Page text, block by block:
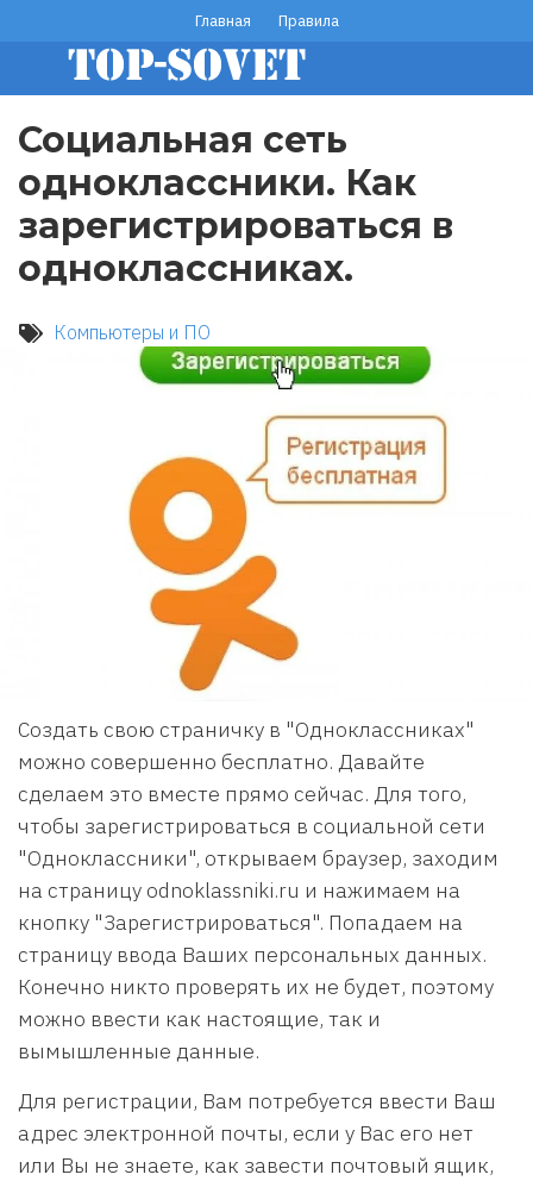
основному
содержанию
footer
menu
Главная Правила
Социальная сеть
одноклассники. Как
зарегистрироваться в
одноклассниках.
Компьютеры и ПО
Создать свою страничку в "Одноклассниках"
можно совершенно бесплатно. Давайте
сделаем это вместе прямо сейчас. Для того,
чтобы зарегистрироваться в социальной сети
"Одноклассники", открываем браузер, заходим
на страницу odnoklassniki.ru и нажимаем на
кнопку "Зарегистрироваться". Попадаем на
страницу ввода Ваших персональных данных.
Конечно никто проверять их не будет, поэтому
можно ввести как настоящие, так и
вымышленные данные.
Для регистрации, Вам потребуется ввести Ваш
адрес электронной почты, если у Вас его нет
или Вы не знаете, как завести почтовый ящик,